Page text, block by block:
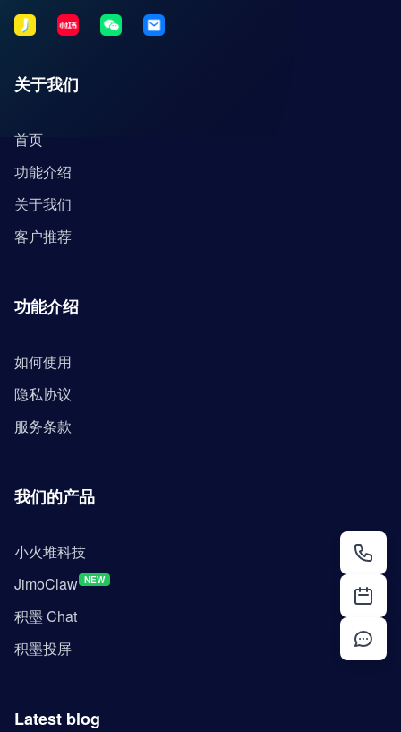
关于我们
首页
功能介绍
关于我们
客户推荐
功能介绍
如何使用
隐私协议
服务条款
我们的产品
小火堆科技
JimoClaw NEW
积墨 Chat
积墨投屏
Latest blog